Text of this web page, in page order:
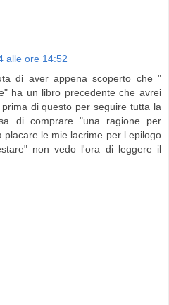
alle ore 14:52
di aver appena scoperto che "
ha un libro precedente che avrei
di questo per seguire tutta la
di comprare "una ragione per
placare le mie lacrime per l epilogo
non vedo l'ora di leggere il